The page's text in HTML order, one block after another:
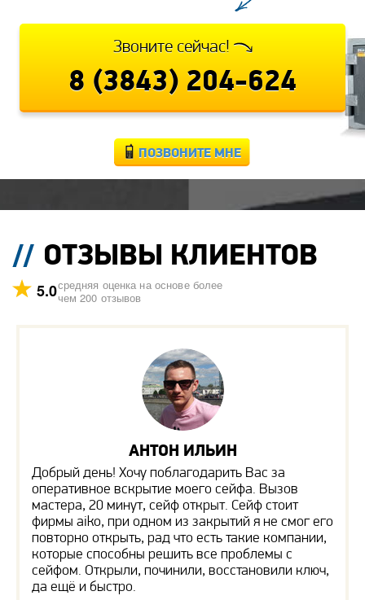
Звоните сейчас!
8 (3843) 204-624
ПОЗВОНИТЕ МНЕ
ОТЗЫВЫ КЛИЕНТОВ
5.0средняя оценка на основе более
чем 200 отзывов
АНТОН ИЛЬИН
Добрый день! Хочу поблагодарить Вас за
оперативное вскрытие моего сейфа. Вызов
мастера, 20 минут, сейф открыт. Сейф стоит
фирмы aiko, при одном из закрытий я не смог его
повторно открыть, рад что есть такие компании,
которые способны решить все проблемы с
сейфом. Открыли, починили, восстановили ключ,
да ещё и быстро.